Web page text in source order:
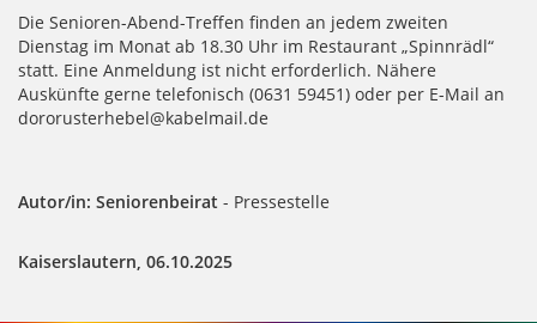
Die Senioren-Abend-Treffen finden an jedem zweiten
Dienstag im Monat ab 18.30 Uhr im Restaurant „Spinnrädl“
statt. Eine Anmeldung ist nicht erforderlich. Nähere
Auskünfte gerne telefonisch (0631 59451) oder per E-Mail an
dororusterhebel@kabelmail.de
Autor/in: Seniorenbeirat - Pressestelle
Kaiserslautern, 06.10.2025